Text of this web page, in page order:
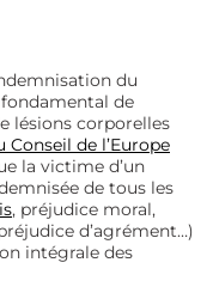
du
de
lésions corporelles
Conseil de l’Europe
la victime d’un
de tous les
, préjudice moral,
d’agrément…)
intégrale des